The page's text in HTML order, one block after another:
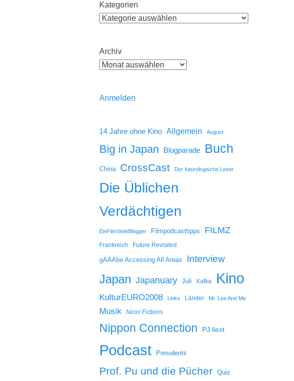
Kategorien
Archiv
Anmelden
14 Jahre ohne Kino Allgemein August
Big in Japan Blogparade Buch
China CrossCast Der futurologische Leser
Die Üblichen
Verdächtigen
EinFilmVieleBlogger Filmpodcasttipps FILMZ
Frankreich Future Revisited
gAAAbe Accessing All Areas Interview
Japan Japanuary Juli Kafka Kino
KulturEURO2008 Links Länder Mr. Lee And Me
Musik Nicer Fictions
Nippon Connection PJ liest
Podcast Presidents
Prof. Pu und die Pücher Quiz